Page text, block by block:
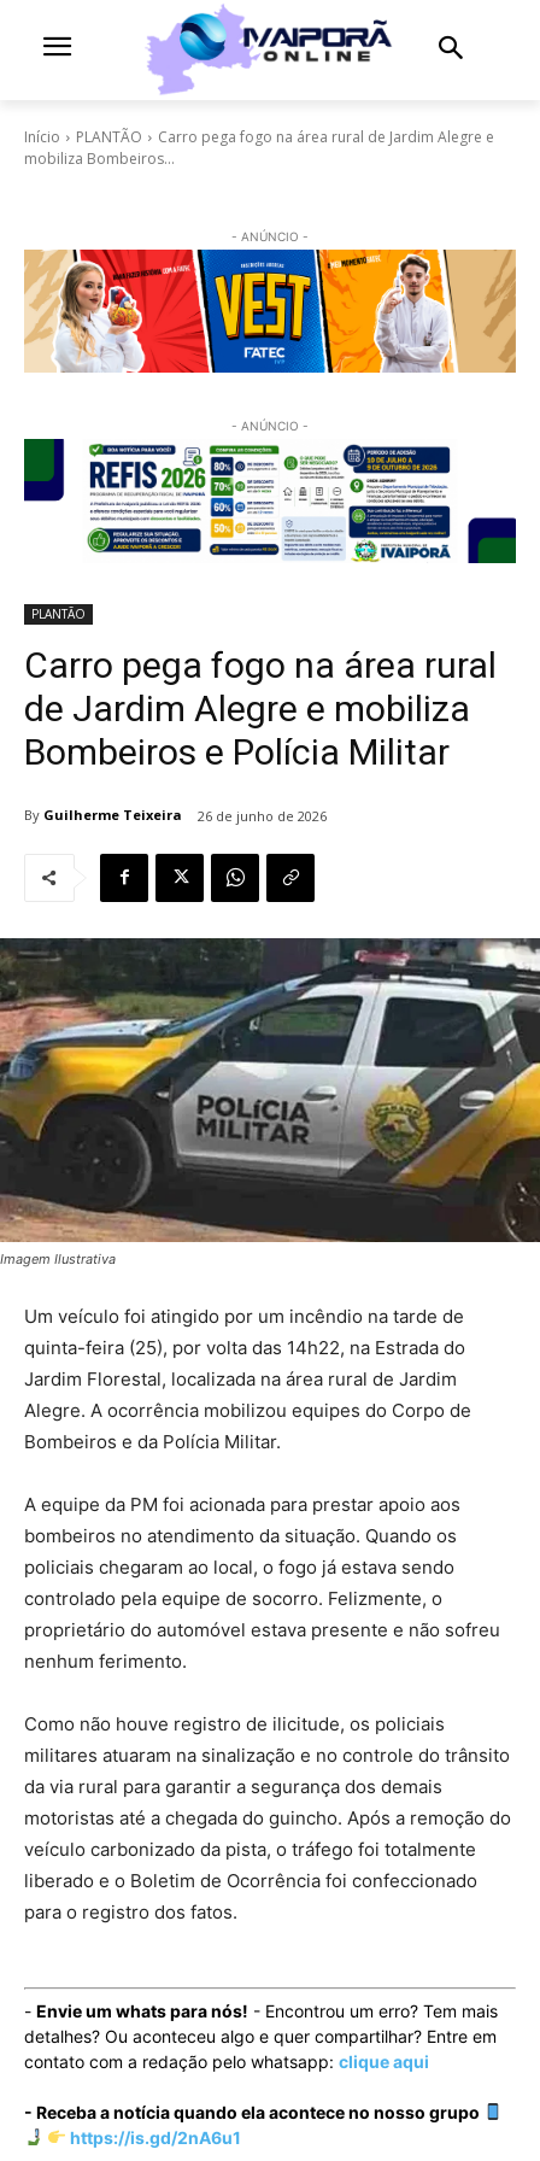
Início PLANTÃO
Carro pega fogo na área rural de Jardim Alegre e
mobiliza Bombeiros...
- ANÚNCIO -
- ANÚNCIO -
PLANTÃO
Carro pega fogo na área rural
de Jardim Alegre e mobiliza
Bombeiros e Polícia Militar
By Guilherme Teixeira 26 de junho de 2026
Imagem Ilustrativa
Um veículo foi atingido por um incêndio na tarde de
quinta-feira (25), por volta das 14h22, na Estrada do
Jardim Florestal, localizada na área rural de Jardim
Alegre. A ocorrência mobilizou equipes do Corpo de
Bombeiros e da Polícia Militar.
A equipe da PM foi acionada para prestar apoio aos
bombeiros no atendimento da situação. Quando os
policiais chegaram ao local, o fogo já estava sendo
controlado pela equipe de socorro. Felizmente, o
proprietário do automóvel estava presente e não sofreu
nenhum ferimento.
Como não houve registro de ilicitude, os policiais
militares atuaram na sinalização e no controle do trânsito
da via rural para garantir a segurança dos demais
motoristas até a chegada do guincho. Após a remoção do
veículo carbonizado da pista, o tráfego foi totalmente
liberado e o Boletim de Ocorrência foi confeccionado
para o registro dos fatos.
- Envie um whats para nós! - Encontrou um erro? Tem mais
detalhes? Ou aconteceu algo e quer compartilhar? Entre em
contato com a redação pelo whatsapp: clique aqui
- Receba a notícia quando ela acontece no nosso grupo
https://is.gd/2nA6u1